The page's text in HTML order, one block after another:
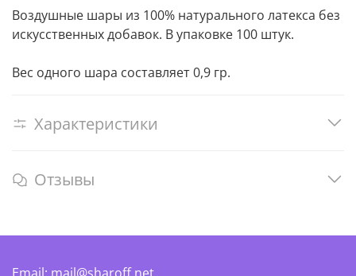
Воздушные шары из 100% натурального латекса без
искусственных добавок. В упаковке 100 штук.
Вес одного шара составляет 0,9 гр.
Характеристики
Отзывы